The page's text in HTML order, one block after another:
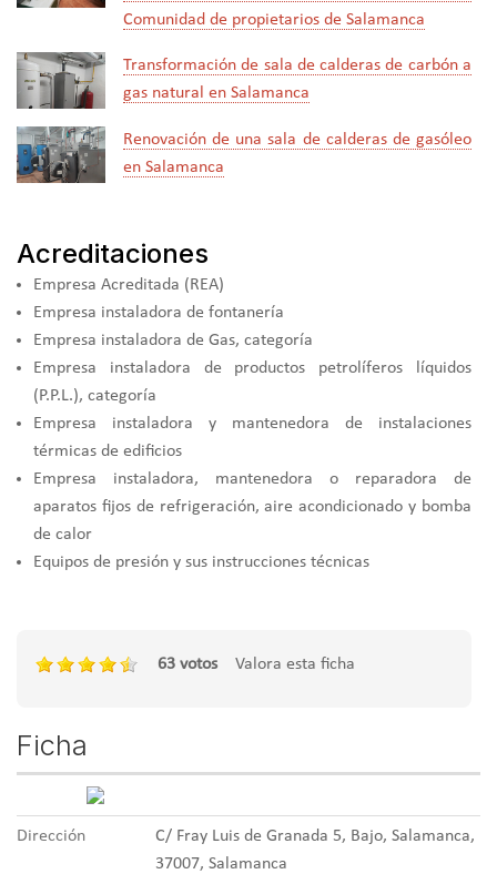
Comunidad de propietarios de Salamanca
Transformación de sala de calderas de carbón a
gas natural en Salamanca
Renovación de una sala de calderas de gasóleo
en Salamanca
Acreditaciones
Empresa Acreditada (REA)
Empresa instaladora de fontanería
Empresa instaladora de Gas, categoría
Empresa instaladora de productos petrolíferos líquidos
(P.P.L.), categoría
Empresa instaladora y mantenedora de instalaciones
térmicas de edificios
Empresa instaladora, mantenedora o reparadora de
aparatos fijos de refrigeración, aire acondicionado y bomba
de calor
Equipos de presión y sus instrucciones técnicas
Valora esta ficha
63 votos
Ficha
Dirección
C/ Fray Luis de Granada 5, Bajo, Salamanca,
37007, Salamanca